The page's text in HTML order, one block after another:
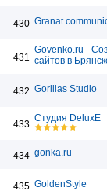
430 Granat
431
Govenko.ru -
сайтов в
432 Gorillas Studio
433
Студия DeluxE
434 gonka.ru
435 GoldenStyle